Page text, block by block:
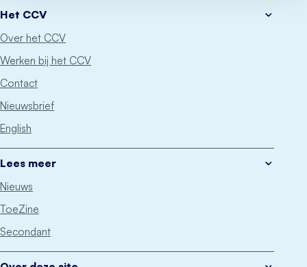
Het CCV
Over het CCV
Werken bij het CCV
Contact
Nieuwsbrief
English
Lees meer
Nieuws
ToeZine
Secondant